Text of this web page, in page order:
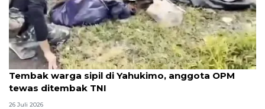
Tembak warga sipil di Yahukimo, anggota OPM
tewas ditembak TNI
26 Juli 2026